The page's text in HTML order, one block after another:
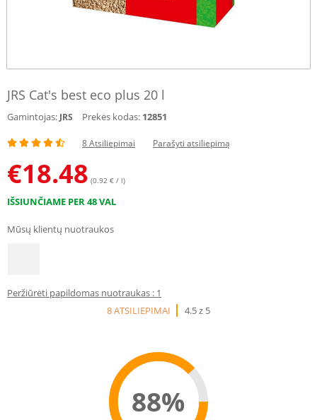
JRS Cat's best eco plus 20 l
Gamintojas: JRS Prekės kodas: 12851
8 Atsiliepimai Parašyti atsiliepimą
€18.48 (0.92 € / l)
IŠSIUNČIAME PER 48 VAL
Mūsų klientų nuotraukos
Peržiūrėti papildomas nuotraukas : 1
8 ATSILIEPIMAI
4.5 z 5
88%